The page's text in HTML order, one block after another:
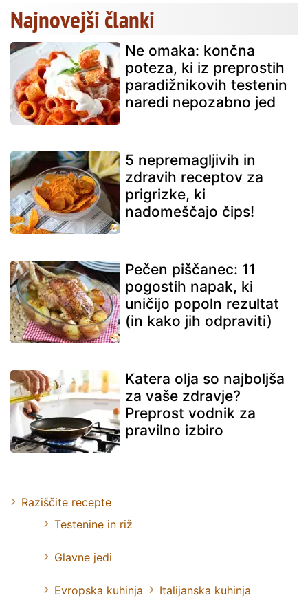
Najnovejši članki
Ne omaka: končna
poteza, ki iz preprostih
paradižnikovih testenin
naredi nepozabno jed
5 nepremagljivih in
zdravih receptov za
prigrizke, ki
nadomeščajo čips!
Pečen piščanec: 11
pogostih napak, ki
uničijo popoln rezultat
(in kako jih odpraviti)
Katera olja so najboljša
za vaše zdravje?
Preprost vodnik za
pravilno izbiro
Raziščite recepte
Testenine in riž
Glavne jedi
Evropska kuhinja Italijanska kuhinja